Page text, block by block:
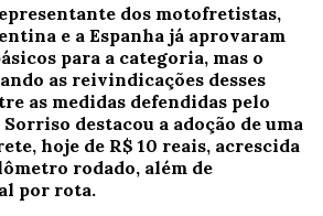
dos motofretistas,
e a Espanha já aprovaram
para a categoria, mas o
as reivindicações desses
as medidas defendidas pelo
destacou a adoção de uma
hoje de R$ 10 reais, acrescida
rodado, além de
por rota.